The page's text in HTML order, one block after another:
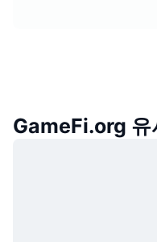
GameFi.org 유